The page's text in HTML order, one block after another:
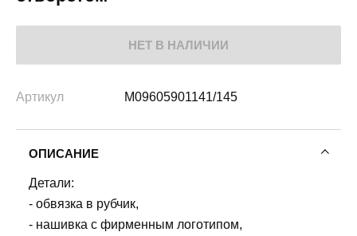
НЕТ В НАЛИЧИИ
Артикул M09605901141/145
ОПИСАНИЕ
Детали:
- обвязка в рубчик,
- нашивка с фирменным логотипом,